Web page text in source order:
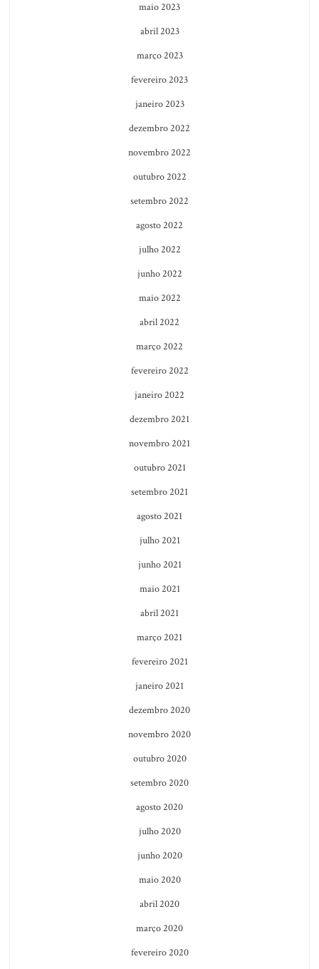
maio 2023
abril 2023
março 2023
fevereiro 2023
janeiro 2023
dezembro 2022
novembro 2022
outubro 2022
setembro 2022
agosto 2022
julho 2022
junho 2022
maio 2022
abril 2022
março 2022
fevereiro 2022
janeiro 2022
dezembro 2021
novembro 2021
outubro 2021
setembro 2021
agosto 2021
julho 2021
junho 2021
maio 2021
abril 2021
março 2021
fevereiro 2021
janeiro 2021
dezembro 2020
novembro 2020
outubro 2020
setembro 2020
agosto 2020
julho 2020
junho 2020
maio 2020
abril 2020
março 2020
fevereiro 2020